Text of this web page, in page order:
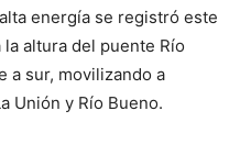
energía se registró este
altura del puente Río
a sur, movilizando a
Unión y Río Bueno.